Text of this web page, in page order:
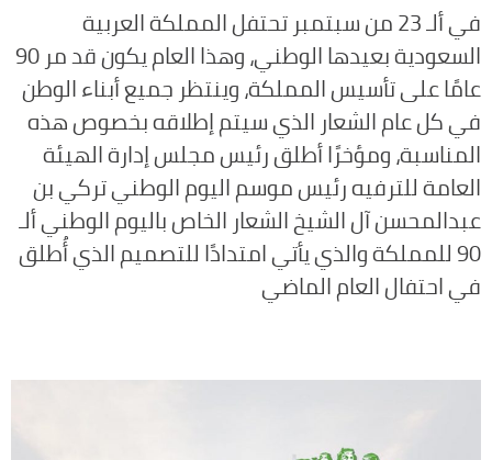
في ألـ 23 من سبتمبر تحتفل المملكة العربية
السعودية بعيدها الوطني، وهذا العام يكون قد مر 90
عامًا على تأسيس المملكة، وينتظر جميع أبناء الوطن
في كل عام الشعار الذي سيتم إطلاقه بخصوص هذه
المناسبة، ومؤخرًا أطلق رئيس مجلس إدارة الهيئة
العامة للترفيه رئيس موسم اليوم الوطني تركي بن
عبدالمحسن آل الشيخ الشعار الخاص باليوم الوطني ألـ
90 للمملكة والذي يأتي امتدادًا للتصميم الذي أُطلق
في احتفال العام الماضي